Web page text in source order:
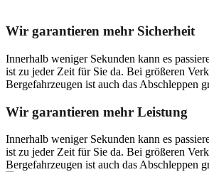
Wir garantieren mehr Sicherheit
Innerhalb weniger Sekunden kann es
ist zu jeder Zeit für Sie da. Bei größeren
Bergefahrzeugen ist auch das Abschleppen
Wir garantieren mehr Leistung
Innerhalb weniger Sekunden kann es
ist zu jeder Zeit für Sie da. Bei größeren
Bergefahrzeugen ist auch das Abschleppen